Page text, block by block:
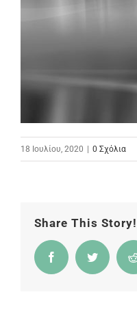
18 Ιουλίου, 2020 0 Σχόλια
Share This Story!
FacebookTwitter